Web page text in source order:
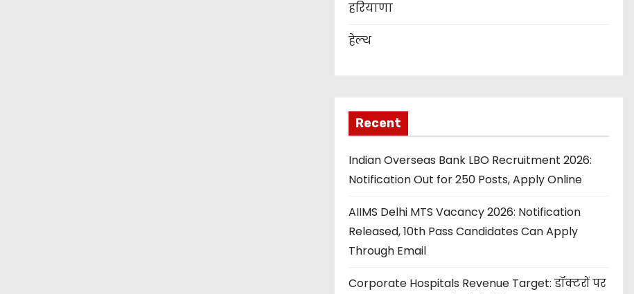
हरियाणा
हेल्थ
Recent
Indian Overseas Bank LBO Recruitment 2026:
Notification Out for 250 Posts, Apply Online
AIIMS Delhi MTS Vacancy 2026: Notification
Released, 10th Pass Candidates Can Apply
Through Email
Corporate Hospitals Revenue Target: डॉक्टरों पर